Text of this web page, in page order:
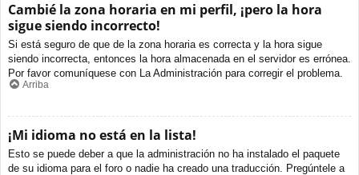
Cambié la zona horaria en mi perfil, ¡pero la hora
sigue siendo incorrecto!
Si está seguro de que de la zona horaria es correcta y la hora sigue
siendo incorrecta, entonces la hora almacenada en el servidor es errónea.
Por favor comuníquese con La Administración para corregir el problema.
Arriba
¡Mi idioma no está en la lista!
Esto se puede deber a que la administración no ha instalado el paquete
de su idioma para el foro o nadie ha creado una traducción. Pregúntele a